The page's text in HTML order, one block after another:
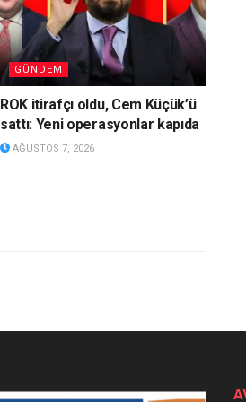
GÜNDEM
ROK itirafçı oldu, Cem Küçük’ü
sattı: Yeni operasyonlar kapıda
AĞUSTOS 7, 2026